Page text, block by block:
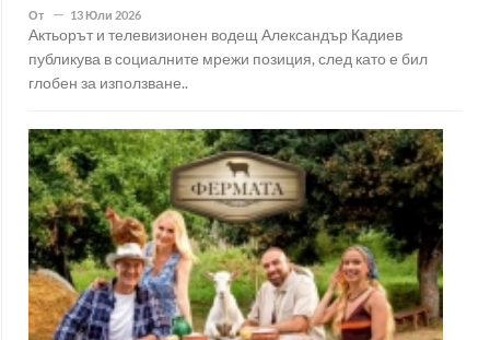
От 13 Юли 2026
Актьорът и телевизионен водещ Александър Кадиев
публикува в социалните мрежи позиция, след като е бил
глобен за използване..